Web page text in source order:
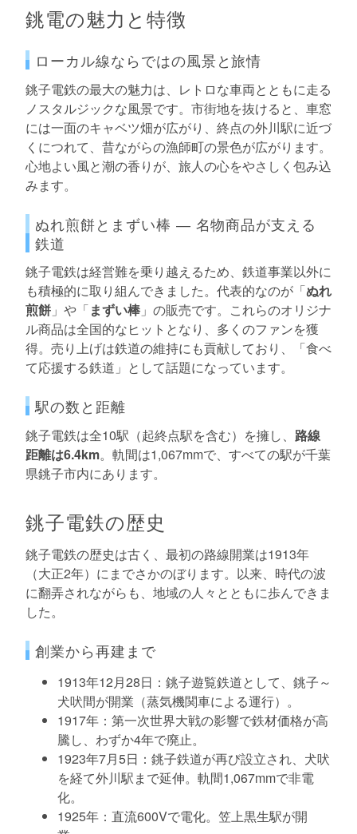
銚電の魅力と特徴
ローカル線ならではの風景と旅情
銚子電鉄の最大の魅力は、レトロな車両とともに走る
ノスタルジックな風景です。市街地を抜けると、車窓
には一面のキャベツ畑が広がり、終点の外川駅に近づ
くにつれて、昔ながらの漁師町の景色が広がります。
心地よい風と潮の香りが、旅人の心をやさしく包み込
みます。
ぬれ煎餅とまずい棒 ― 名物商品が支える
鉄道
銚子電鉄は経営難を乗り越えるため、鉄道事業以外に
も積極的に取り組んできました。代表的なのが「ぬれ
煎餅 」や「まずい棒 」の販売です。これらのオリジナ
ル商品は全国的なヒットとなり、多くのファンを獲
得。売り上げは鉄道の維持にも貢献しており、「食べ
て応援する鉄道」として話題になっています。
駅の数と距離
銚子電鉄は全10駅（起終点駅を含む）を擁し、 路線
距離は6.4km。軌間は1,067mmで、すべての駅が千葉
県銚子市内にあります。
銚子電鉄の歴史
銚子電鉄の歴史は古く、最初の路線開業は1913年
（大正2年）にまでさかのぼります。以来、時代の波
に翻弄されながらも、地域の人々とともに歩んできま
した。
創業から再建まで
1913年12月28日：銚子遊覧鉄道として、銚子～
犬吠間が開業（蒸気機関車による運行）。
1917年：第一次世界大戦の影響で鉄材価格が高
騰し、わずか4年で廃止。
1923年7月5日：銚子鉄道が再び設立され、犬吠
を経て外川駅まで延伸。軌間1,067mmで非電
化。
1925年：直流600Vで電化。笠上黒生駅が開